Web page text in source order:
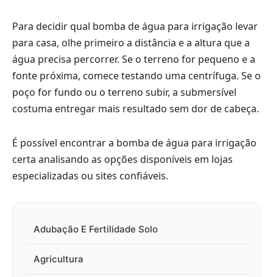
Para decidir qual bomba de água para irrigação levar
para casa, olhe primeiro a distância e a altura que a
água precisa percorrer. Se o terreno for pequeno e a
fonte próxima, comece testando uma centrífuga. Se o
poço for fundo ou o terreno subir, a submersível
costuma entregar mais resultado sem dor de cabeça.
É possível encontrar a bomba de água para irrigação
certa analisando as opções disponíveis em lojas
especializadas ou sites confiáveis.
Adubação E Fertilidade Solo
Agricultura